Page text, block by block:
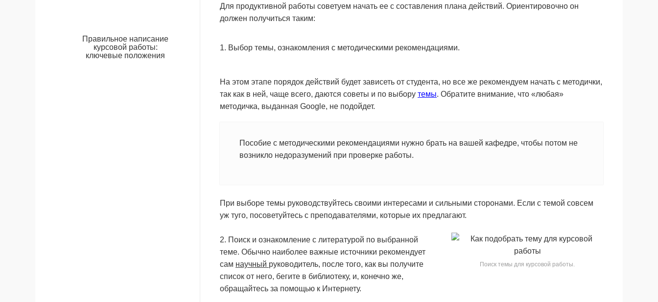
Для продуктивной работы советуем начать ее с составления плана действий. Ориентировочно он
должен получиться таким:
Выбор темы, ознакомления с методическими рекомендациями.
На этом этапе порядок действий будет зависеть от студента, но все же рекомендуем начать с методички,
так как в ней, чаще всего, даются советы и по выбору темы. Обратите внимание, что «любая»
методичка, выданная Google, не подойдет.
Пособие с методическими рекомендациями нужно брать на вашей кафедре, чтобы потом не
возникло недоразумений при проверке работы.
При выборе темы руководствуйтесь своими интересами и сильными сторонами. Если с темой совсем
уж туго, посоветуйтесь с преподавателями, которые их предлагают.
Поиск темы для курсовой работы.
Поиск и ознакомление с литературой по выбранной
теме. Обычно наиболее важные источники рекомендует
сам научный руководитель, после того, как вы получите
список от него, бегите в библиотеку, и, конечно же,
обращайтесь за помощью к Интернету.
Правильное написание
курсовой работы:
ключевые положения